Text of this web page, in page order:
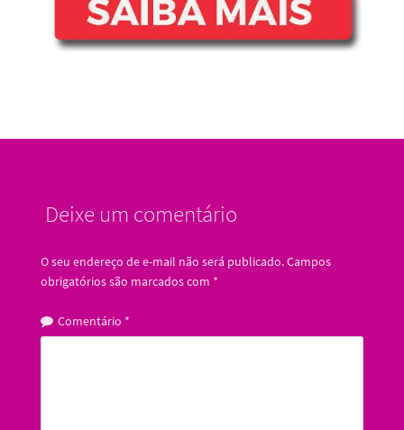
Deixe um comentário
O seu endereço de e-mail não será publicado.Campos
obrigatórios são marcados com *
Comentário *